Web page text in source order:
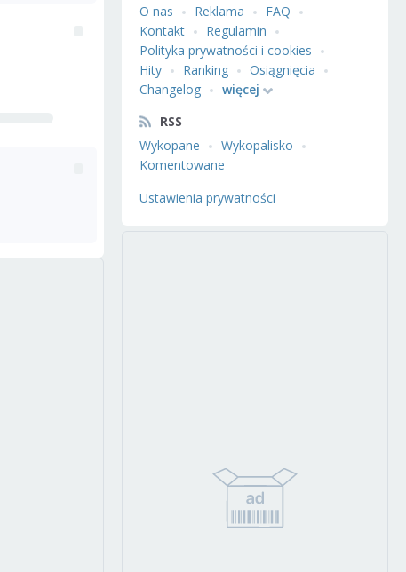
O nas
Reklama
FAQ
Kontakt
Regulamin
Polityka prywatności i cookies
Hity
Ranking
Osiągnięcia
Changelog
więcej
RSS
Wykopane
Wykopalisko
Komentowane
Ustawienia prywatności